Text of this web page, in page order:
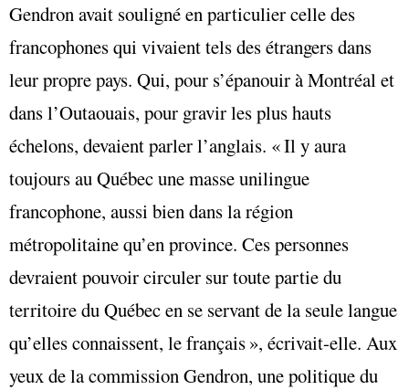
Gendron avait souligné en particulier celle des
francophones qui vivaient tels des étrangers dans
leur propre pays. Qui, pour s’épanouir à Montréal et
dans l’Outaouais, pour gravir les plus hauts
échelons, devaient parler l’anglais. « Il y aura
toujours au Québec une masse unilingue
francophone, aussi bien dans la région
métropolitaine qu’en province. Ces personnes
devraient pouvoir circuler sur toute partie du
territoire du Québec en se servant de la seule langue
qu’elles connaissent, le français », écrivait-elle. Aux
yeux de la commission Gendron, une politique du